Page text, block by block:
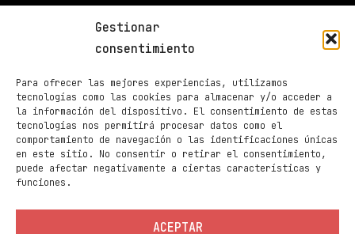
Gestionar
consentimiento
Para ofrecer las mejores experiencias, utilizamos
tecnologías como las cookies para almacenar y/o acceder a
la información del dispositivo. El consentimiento de estas
tecnologías nos permitirá procesar datos como el
comportamiento de navegación o las identificaciones únicas
en este sitio. No consentir o retirar el consentimiento,
puede afectar negativamente a ciertas características y
funciones.
ACEPTAR
muestradecinepalencia@gmail.com
Taquilla de Cines Ortega
979 70 70 88
Páginas
Programación